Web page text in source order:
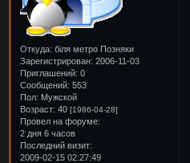
Откуда: біля метро Позняки
Зарегистрирован: 2006-11-03
Приглашений: 0
Сообщений: 553
Пол: Мужской
Возраст: 40[1986-04-28]
Провел на форуме:
2 дня 6 часов
Последний визит:
2009-02-15 02:27:49